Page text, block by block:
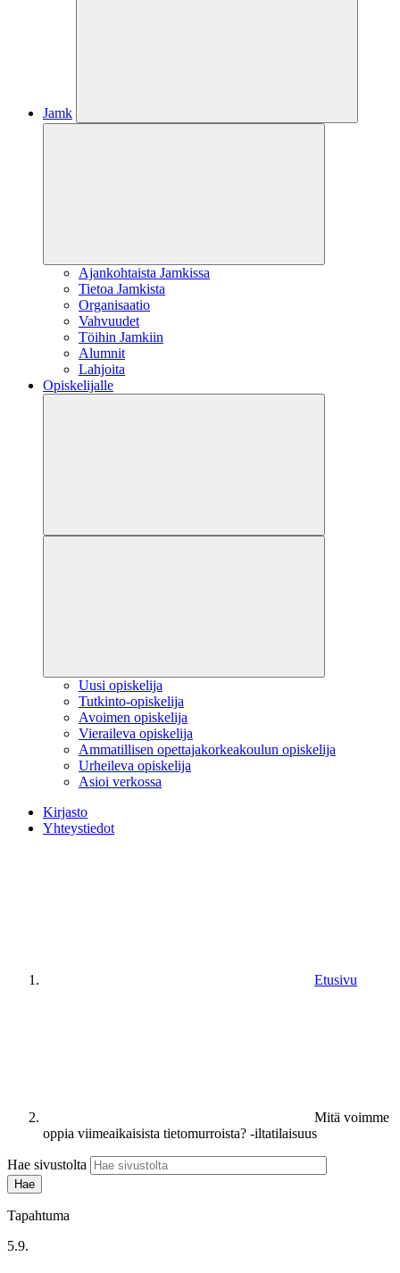
Jamk
Ajankohtaista Jamkissa
Tietoa Jamkista
Organisaatio
Vahvuudet
Töihin Jamkiin
Alumnit
Lahjoita
Opiskelijalle
Uusi opiskelija
Tutkinto-opiskelija
Avoimen opiskelija
Vieraileva opiskelija
Ammatillisen opettajakorkeakoulun opiskelija
Urheileva opiskelija
Asioi verkossa
Kirjasto
Yhteystiedot
Etusivu
Mitä voimme
oppia viimeaikaisista tietomurroista? -iltatilaisuus
Hae sivustolta
Tapahtuma
5.9.